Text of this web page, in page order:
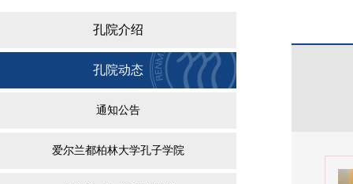
孔院介绍
孔院动态
通知公告
爱尔兰都柏林大学孔子学院